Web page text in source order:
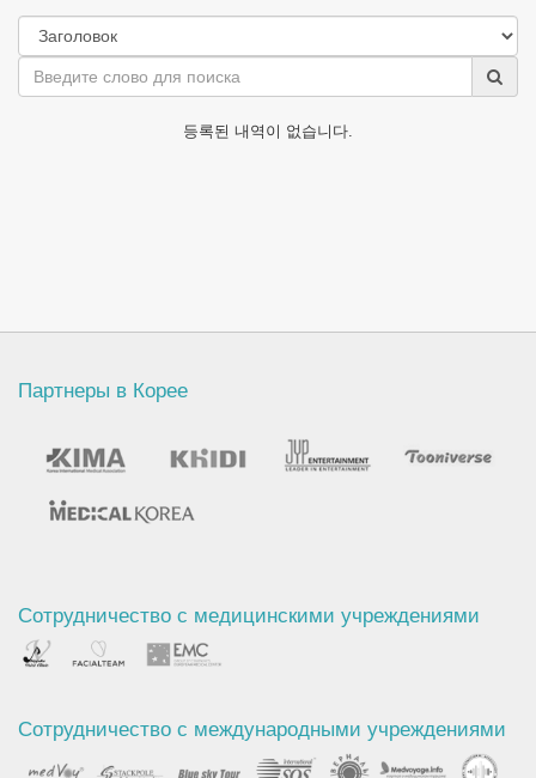
등록된 내역이 없습니다.
Партнеры в Корее
Сотрудничество с медицинскими учреждениями
Сотрудничество с международными учреждениями